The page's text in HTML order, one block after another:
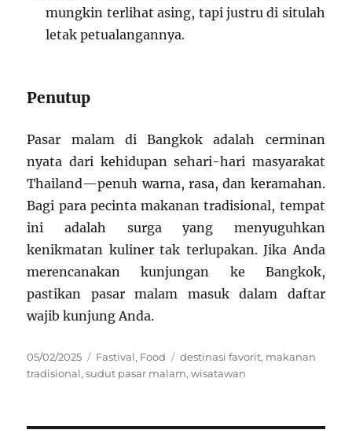
mungkin terlihat asing, tapi justru di situlah
letak petualangannya.
Penutup
Pasar malam di Bangkok adalah cerminan
nyata dari kehidupan sehari-hari masyarakat
Thailand—penuh warna, rasa, dan keramahan.
Bagi para pecinta makanan tradisional, tempat
ini adalah surga yang menyuguhkan
kenikmatan kuliner tak terlupakan. Jika Anda
merencanakan kunjungan ke Bangkok,
pastikan pasar malam masuk dalam daftar
wajib kunjung Anda.
Posted
on
05/02/2025 Categories
Fastival, Food Tags
destinasi favorit, makanan
tradisional,sudut pasar malam,wisatawan